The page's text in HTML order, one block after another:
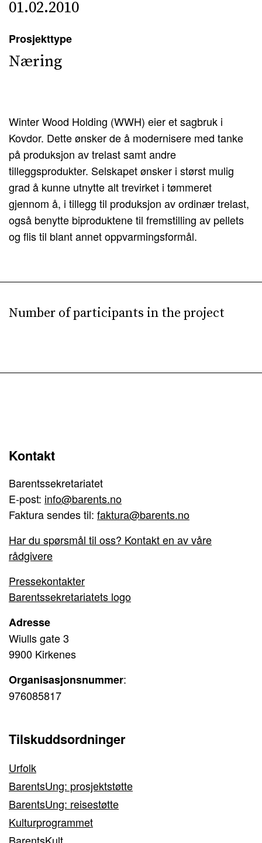
01.02.2010
Prosjekttype
Næring
Winter Wood Holding (WWH) eier et sagbruk i
Kovdor. Dette ønsker de å modernisere med tanke
på produksjon av trelast samt andre
tilleggsprodukter. Selskapet ønsker i størst mulig
grad å kunne utnytte alt trevirket i tømmeret
gjennom å, i tillegg til produksjon av ordinær trelast,
også benytte biproduktene til fremstilling av pellets
og flis til blant annet oppvarmingsformål.
Number of participants in the project
Kontakt
Barentssekretariatet
E-post: info@barents.no
Faktura sendes til: faktura@barents.no
Har du spørsmål til oss? Kontakt en av våre
rådgivere
Pressekontakter
Barentssekretariatets logo
Adresse
Wiulls gate 3
9900 Kirkenes
Organisasjonsnummer:
976085817
Tilskuddsordninger
Urfolk
BarentsUng: prosjektstøtte
BarentsUng: reisestøtte
Kulturprogrammet
BarentsKult